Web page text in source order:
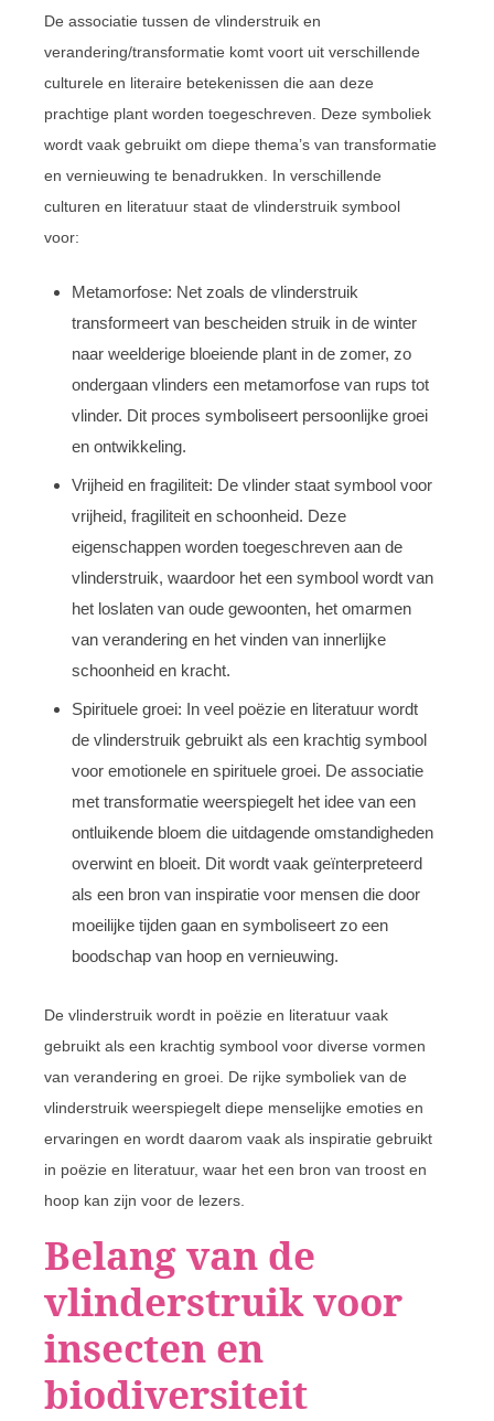
De associatie tussen de vlinderstruik en
verandering/transformatie komt voort uit verschillende
culturele en literaire betekenissen die aan deze
prachtige plant worden toegeschreven. Deze symboliek
wordt vaak gebruikt om diepe thema’s van transformatie
en vernieuwing te benadrukken. In verschillende
culturen en literatuur staat de vlinderstruik symbool
voor:
Metamorfose: Net zoals de vlinderstruik
transformeert van bescheiden struik in de winter
naar weelderige bloeiende plant in de zomer, zo
ondergaan vlinders een metamorfose van rups tot
vlinder. Dit proces symboliseert persoonlijke groei
en ontwikkeling.
Vrijheid en fragiliteit: De vlinder staat symbool voor
vrijheid, fragiliteit en schoonheid. Deze
eigenschappen worden toegeschreven aan de
vlinderstruik, waardoor het een symbool wordt van
het loslaten van oude gewoonten, het omarmen
van verandering en het vinden van innerlijke
schoonheid en kracht.
Spirituele groei: In veel poëzie en literatuur wordt
de vlinderstruik gebruikt als een krachtig symbool
voor emotionele en spirituele groei. De associatie
met transformatie weerspiegelt het idee van een
ontluikende bloem die uitdagende omstandigheden
overwint en bloeit. Dit wordt vaak geïnterpreteerd
als een bron van inspiratie voor mensen die door
moeilijke tijden gaan en symboliseert zo een
boodschap van hoop en vernieuwing.
De vlinderstruik wordt in poëzie en literatuur vaak
gebruikt als een krachtig symbool voor diverse vormen
van verandering en groei. De rijke symboliek van de
vlinderstruik weerspiegelt diepe menselijke emoties en
ervaringen en wordt daarom vaak als inspiratie gebruikt
in poëzie en literatuur, waar het een bron van troost en
hoop kan zijn voor de lezers.
Belang van de
vlinderstruik voor
insecten en
biodiversiteit